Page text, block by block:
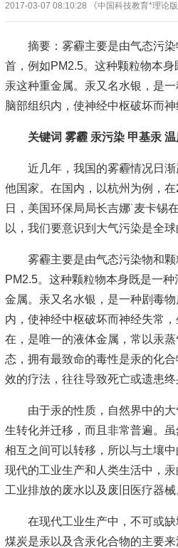
2017-03-07 08:10:28 《中国科技教育*理
摘要：雾霾主要是由气态污
首，例如PM2.5。这种颗粒物本
汞这种重金属。汞又名水银，是
脑部组织内，使神经中枢破坏而
关键词 雾霾 汞污染 甲基汞
近几年，我国的雾霾情况日
他国家。在国内，以杭州为例，
日，美国环保局局长吉娜˙麦卡锡
以，我们要意识到大气污染是全
雾霾主要是由气态污染物和
PM2.5。这种颗粒物本身既是一
金属。汞又名水银，是一种剧毒
内，使神经中枢破坏而神经失常
在，是唯一的液体金属，常以汞
态，拥有最致命的毒性是汞的化
效的疗法，往往导致死亡或遗患终
由于汞的性质，自然界中的
生转化并迁移，而且非常普遍。
相互之间可以转移，所以与土壤
现代的工业生产和人类生活中，
工业排放的废水以及废旧医疗器械
在现代工业生产中，不可或
煤炭是汞以及含汞化合物的主要